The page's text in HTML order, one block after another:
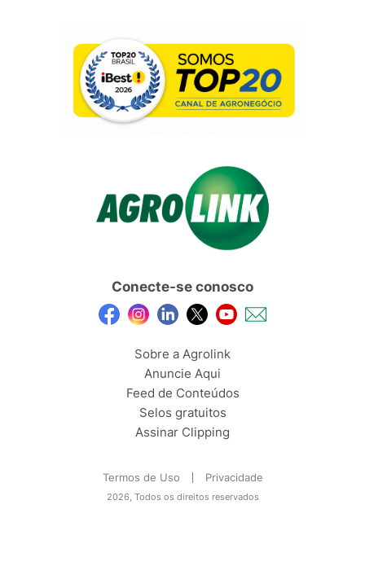
Conecte-se conosco
Sobre a Agrolink
Anuncie Aqui
Feed de Conteúdos
Selos gratuitos
Assinar Clipping
Termos de Uso Privacidade
2026, Todos os direitos reservados